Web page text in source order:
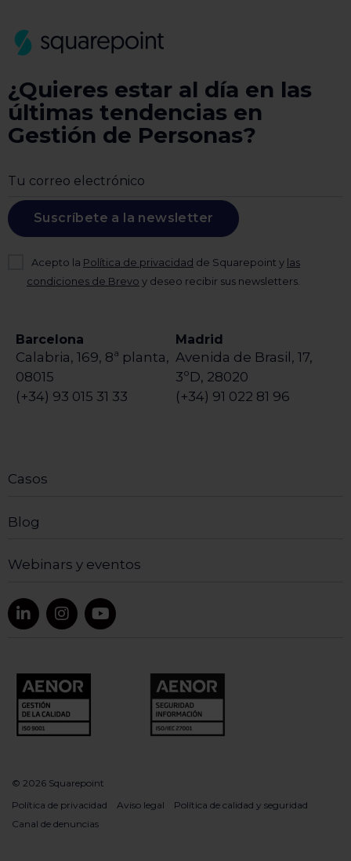
¿Quieres estar al día en las
últimas tendencias en
Gestión de Personas?
Suscríbete a la newsletter
Acepto la Política de privacidad de Squarepoint y las
condiciones de Brevo y deseo recibir sus newsletters.
Barcelona
Calabria, 169, 8ª planta,
08015
(+34) 93 015 31 33
Madrid
Avenida de Brasil, 17,
3ºD, 28020
(+34) 91 022 81 96
Casos
Blog
Webinars y eventos
© 2026 Squarepoint
Política de privacidad
Aviso legal
Política de calidad y seguridad
Canal de denuncias